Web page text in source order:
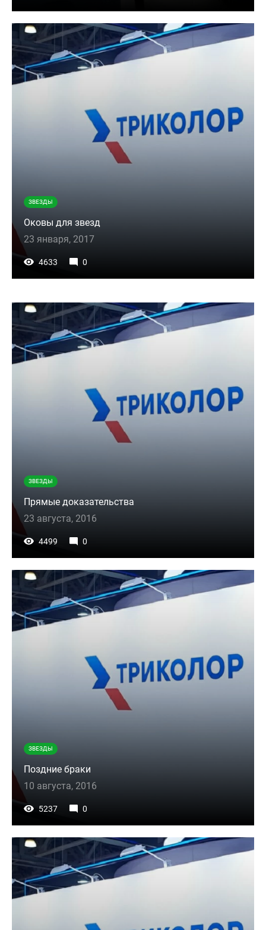
ЗВЕЗДЫ
Оковы для звезд
23 января, 2017
4633 0
ЗВЕЗДЫ
Прямые доказательства
23 августа, 2016
4499 0
ЗВЕЗДЫ
Поздние браки
10 августа, 2016
5237 0